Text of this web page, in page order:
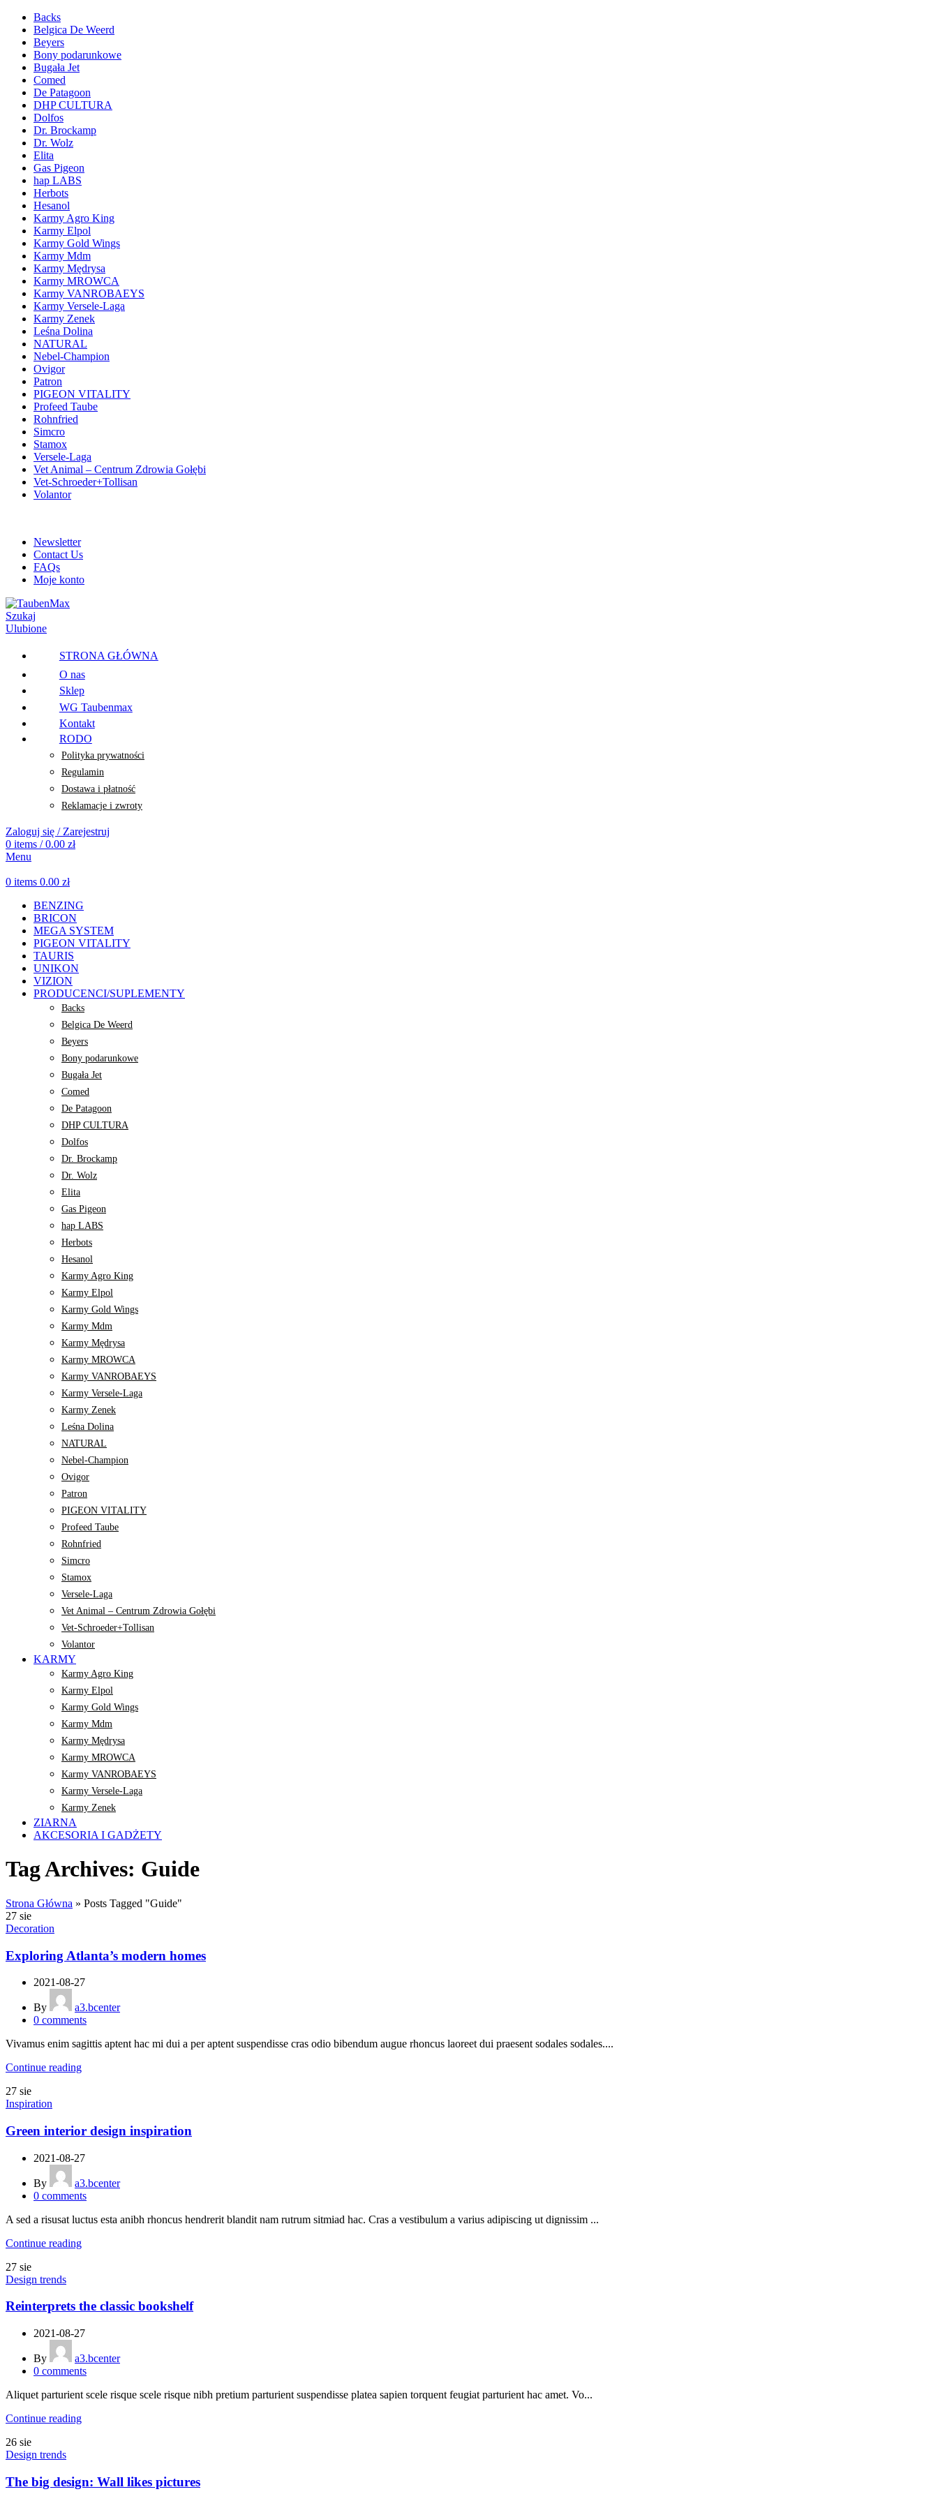
Backs
Belgica De Weerd
Beyers
Bony podarunkowe
Bugała Jet
Comed
De Patagoon
DHP CULTURA
Dolfos
Dr. Brockamp
Dr. Wolz
Elita
Gas Pigeon
hap LABS
Herbots
Hesanol
Karmy Agro King
Karmy Elpol
Karmy Gold Wings
Karmy Mdm
Karmy Mędrysa
Karmy MROWCA
Karmy VANROBAEYS
Karmy Versele-Laga
Karmy Zenek
Leśna Dolina
NATURAL
Nebel-Champion
Ovigor
Patron
PIGEON VITALITY
Profeed Taube
Rohnfried
Simcro
Stamox
Versele-Laga
Vet Animal – Centrum Zdrowia Gołębi
Vet-Schroeder+Tollisan
Volantor
Newsletter
Contact Us
FAQs
Moje konto
Szukaj
Ulubione
STRONA GŁÓWNA
O nas
Sklep
WG Taubenmax
Kontakt
RODO
Polityka prywatności
Regulamin
Dostawa i płatność
Reklamacje i zwroty
Zaloguj się / Zarejestruj
0 items / 0.00 zł
Menu
0 items 0.00 zł
BENZING
BRICON
MEGA SYSTEM
PIGEON VITALITY
TAURIS
UNIKON
VIZION
PRODUCENCI/SUPLEMENTY
Backs
Belgica De Weerd
Beyers
Bony podarunkowe
Bugała Jet
Comed
De Patagoon
DHP CULTURA
Dolfos
Dr. Brockamp
Dr. Wolz
Elita
Gas Pigeon
hap LABS
Herbots
Hesanol
Karmy Agro King
Karmy Elpol
Karmy Gold Wings
Karmy Mdm
Karmy Mędrysa
Karmy MROWCA
Karmy VANROBAEYS
Karmy Versele-Laga
Karmy Zenek
Leśna Dolina
NATURAL
Nebel-Champion
Ovigor
Patron
PIGEON VITALITY
Profeed Taube
Rohnfried
Simcro
Stamox
Versele-Laga
Vet Animal – Centrum Zdrowia Gołębi
Vet-Schroeder+Tollisan
Volantor
KARMY
Karmy Agro King
Karmy Elpol
Karmy Gold Wings
Karmy Mdm
Karmy Mędrysa
Karmy MROWCA
Karmy VANROBAEYS
Karmy Versele-Laga
Karmy Zenek
ZIARNA
AKCESORIA I GADŻETY
Tag Archives: Guide
Strona Główna » Posts Tagged "Guide"
27 sie
Decoration
Exploring Atlanta’s modern homes
2021-08-27
By
a3.bcenter
0 comments
Vivamus enim sagittis aptent hac mi dui a per aptent suspendisse cras odio bibendum augue rhoncus laoreet dui praesent sodales sodales....
Continue reading
27 sie
Inspiration
Green interior design inspiration
2021-08-27
By
a3.bcenter
0 comments
A sed a risusat luctus esta anibh rhoncus hendrerit blandit nam rutrum sitmiad hac. Cras a vestibulum a varius adipiscing ut dignissim ...
Continue reading
27 sie
Design trends
Reinterprets the classic bookshelf
2021-08-27
By
a3.bcenter
0 comments
Aliquet parturient scele risque scele risque nibh pretium parturient suspendisse platea sapien torquent feugiat parturient hac amet. Vo...
Continue reading
26 sie
Design trends
The big design: Wall likes pictures